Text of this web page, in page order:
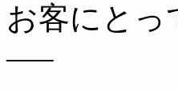
お客にとっ
—–